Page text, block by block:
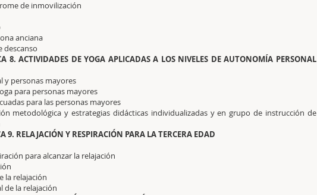
de inmovilización
anciana
descanso
8. ACTIVIDADES DE YOGA APLICADAS A LOS NIVELES DE AUTONOMÍA PERSONAL
y personas mayores
para personas mayores
para las personas mayores
metodológica y estrategias didácticas individualizadas y en grupo de instrucción de
9. RELAJACIÓN Y RESPIRACIÓN PARA LA TERCERA EDAD
para alcanzar la relajación
la relajación
de la relajación